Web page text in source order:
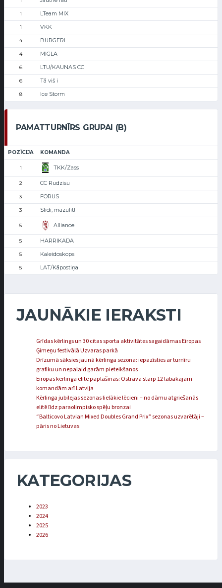
1 LTeam MIX
1 VKK
4 BURGERI
4 MIGLA
6 LTU/KAUNAS CC
6 Tā viš i
8 Ice Storm
PAMATTURNĪRS GRUPAI (B)
POZĪCIJA KOMANDA
1 TKK/Zass
2 CC Rudzisu
3 FORUS
3 Slīdi, mazulīt!
5 Alliance
5 HARRIKADA
5 Kaleidoskops
5 LAT/Kāpostiņa
JAUNĀKIE IERAKSTI
Grīdas kērlings un 30 citas sporta aktivitātes sagaidāmas Eiropas
Ģimeņu festivālā Uzvaras parkā
Drīzumā sāksies jaunā kērlinga sezona: iepazīsties ar turnīru
grafiku un nepalaid garām pieteikšanos
Eiropas kērlinga elite paplašinās: Ostravā starp 12 labākajām
komandām arī Latvija
Kērlinga jubilejas sezonas lielākie lēcieni – no dāmu atgriešanās
elitē līdz paraolimpisko spēļu bronzai
“Balticovo Latvian Mixed Doubles Grand Prix” sezonas uzvarētāji –
pāris no Lietuvas
KATEGORIJAS
2023
2024
2025
2026